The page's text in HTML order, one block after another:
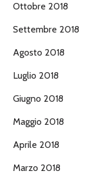
Ottobre 2018
Settembre 2018
Agosto 2018
Luglio 2018
Giugno 2018
Maggio 2018
Aprile 2018
Marzo 2018